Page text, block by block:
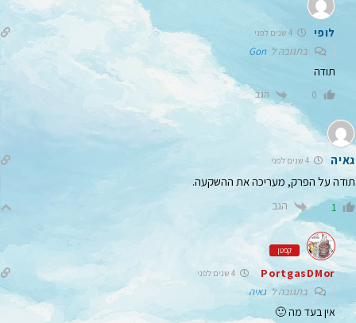
לופי
בתגובה ל Gon
תודה
0 הגב
גאיה
תודה על הפרק, מעריכה את ההשקעה.
1 הגב
קפטן
PortgasDMor
בתגובה לגאיה
אין בעד מה 🙂